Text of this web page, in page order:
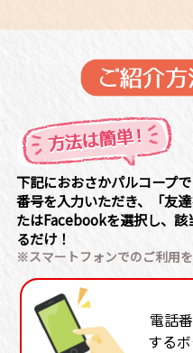
下記におおさかパルコープ
番号を入力いただき、「友
たはFacebookを選択し、該
るだけ！
※スマートフォンでのご利用を
電話
する